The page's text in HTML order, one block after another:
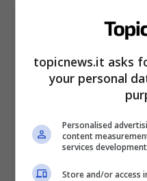
Sergio
topicnews.it asks
your personal
Personalised
content
services development
Store and/or access